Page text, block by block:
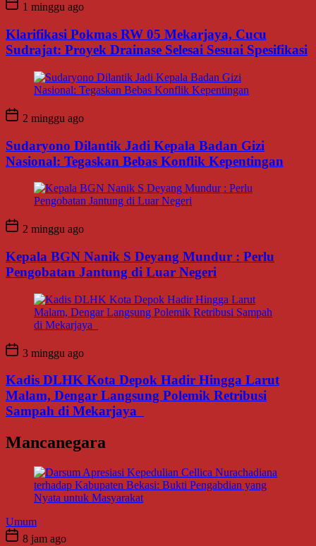
1 minggu ago
Klarifikasi Pokmas RW 05 Mekarjaya, Cucu
Sudrajat: Proyek Drainase Selesai Sesuai Spesifikasi
2 minggu ago
Sudaryono Dilantik Jadi Kepala Badan Gizi
Nasional: Tegaskan Bebas Konflik Kepentingan
2 minggu ago
Kepala BGN Nanik S Deyang Mundur : Perlu
Pengobatan Jantung di Luar Negeri
3 minggu ago
Kadis DLHK Kota Depok Hadir Hingga Larut
Malam, Dengar Langsung Polemik Retribusi
Sampah di Mekarjaya
Mancanegara
Umum
8 jam ago